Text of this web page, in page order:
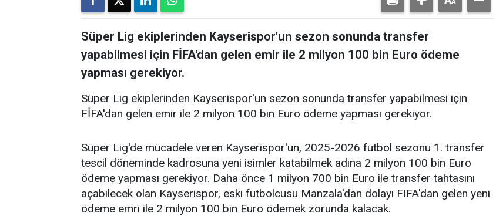
Süper Lig ekiplerinden Kayserispor'un sezon sonunda transfer
yapabilmesi için FİFA'dan gelen emir ile 2 milyon 100 bin Euro ödeme
yapması gerekiyor.
Süper Lig ekiplerinden Kayserispor'un sezon sonunda transfer yapabilmesi için
FİFA'dan gelen emir ile 2 milyon 100 bin Euro ödeme yapması gerekiyor.
Süper Lig'de mücadele veren Kayserispor'un, 2025-2026 futbol sezonu 1. transfer
tescil döneminde kadrosuna yeni isimler katabilmek adına 2 milyon 100 bin Euro
ödeme yapması gerekiyor. Daha önce 1 milyon 700 bin Euro ile transfer tahtasını
açabilecek olan Kayserispor, eski futbolcusu Manzala'dan dolayı FIFA'dan gelen yeni
ödeme emri ile 2 milyon 100 bin Euro ödemek zorunda kalacak.